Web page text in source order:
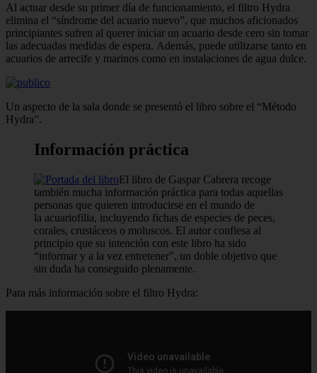
Al actuar desde su primer día de funcionamiento, el filtro Hydra
elimina el “síndrome del acuario nuevo”, que muchos aficionados
principiantes sufren al querer iniciar un acuario desde cero sin tomar
las adecuadas medidas de espera. Además, puede utilizarse tanto en
acuarios de arrecife y marinos como en instalaciones de agua dulce.
Un aspecto de la sala donde se presentó el libro sobre el “Método
Hydra”.
Información práctica
El libro de Gaspar Cabrera recoge
también mucha información práctica para todas aquellas
personas que quieren introducirse en el mundo de
la acuariofilia, incluyendo fichas de especies de peces,
corales, crustáceos o moluscos. El autor confiesa al
principio que su intención con este libro ha sido
“informar y a la vez entretener”, un doble objetivo que
sin duda ha conseguido plenamente.
Para más información sobre el filtro Hydra: